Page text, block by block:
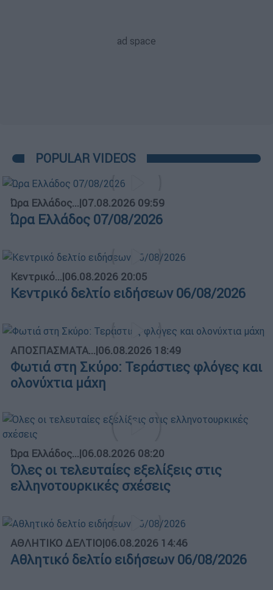
POPULAR VIDEOS
Ώρα Ελλάδος...|07.08.2026 09:59
Ώρα Ελλάδος 07/08/2026
Κεντρικό...|06.08.2026 20:05
Κεντρικό δελτίο ειδήσεων 06/08/2026
ΑΠΟΣΠΑΣΜΑΤΑ...|06.08.2026 18:49
Φωτιά στη Σκύρο: Τεράστιες φλόγες και
ολονύχτια μάχη
Ώρα Ελλάδος...|06.08.2026 08:20
Όλες οι τελευταίες εξελίξεις στις
ελληνοτουρκικές σχέσεις
ΑΘΛΗΤΙΚΟ ΔΕΛΤΙΟ|06.08.2026 14:46
Αθλητικό δελτίο ειδήσεων 06/08/2026